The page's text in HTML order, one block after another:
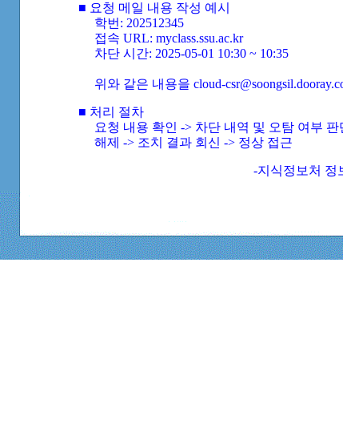
■ 요청 메일 내용 작성 예시
학번: 202512345
접속 URL: myclass.ssu.ac.kr
차단 시간: 2025-05-01 10:30 ~ 10:35
위와 같은 내용을 cloud-
■ 처리 절차
요청 내용 확인 -> 차단 내역 및 오탐 여부
해제 -> 조치 결과 회신 -> 정상 접근
-지식정보처 정